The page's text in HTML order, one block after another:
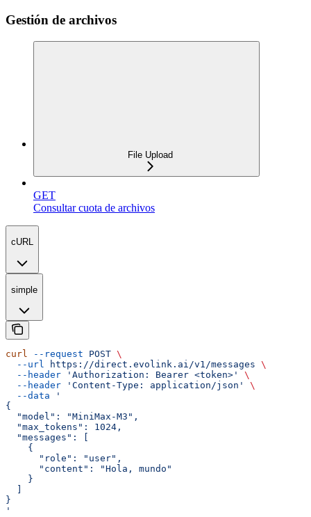
Gestión de archivos
File Upload
GET
Consultar cuota de archivos
cURL
simple
curl --request POST \
  --url
https://direct.evolink.ai/v1/messages \
  --header
'Authorization: Bearer <token>'
\
  --header
'Content-Type: application/json'
\
  --data
'
{
  "model": "MiniMax-M3",
  "max_tokens": 1024,
  "messages": [
    {
      "role": "user",
      "content": "Hola, mundo"
    }
}
'